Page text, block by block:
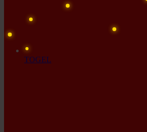
TOGEL